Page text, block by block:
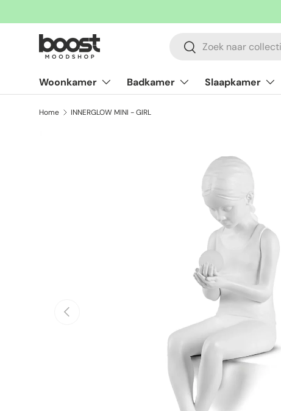
Ga naar inhoud
Zoeken
Zoeken
Woonkamer Badkamer Slaapkamer
Home INNERGLOW MINI - GIRL
Vorige